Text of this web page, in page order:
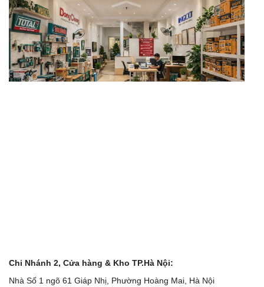
Chi Nhánh 2, Cửa hàng & Kho TP.Hà Nội:
Nhà Số 1 ngõ 61 Giáp Nhị, Phường Hoàng Mai, Hà Nội